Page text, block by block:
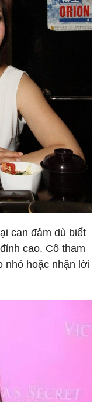
can đảm dù biết
cao. Cô tham
nhỏ hoặc nhận lời